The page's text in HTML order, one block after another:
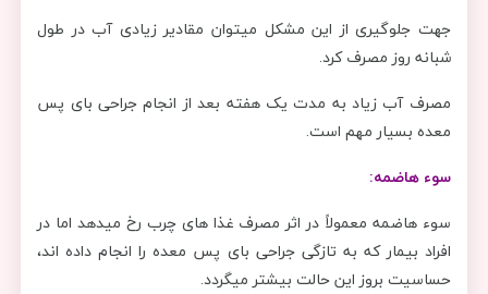
جهت جلوگیری از این مشکل میتوان مقادیر زیادی آب در طول
شبانه روز مصرف کرد.
مصرف آب زیاد به مدت یک هفته بعد از انجام جراحی بای پس
معده بسیار مهم است.
سوء هاضمه:
سوء هاضمه معمولاً در اثر مصرف غذا های چرب رخ میدهد اما در
افراد بیمار که به تازگی جراحی بای پس معده را انجام داده اند،
حساسیت بروز این حالت بیشتر میگردد.